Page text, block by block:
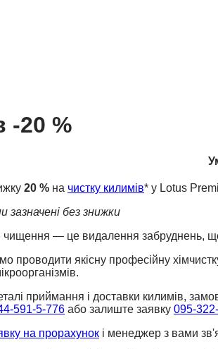
-20 %
20 % на чистку килимів* у Lotus
зазначені без знижки
— це видалення забруднень, що
проводити якісну професійну
приймання і доставки килимів,
591-5-776 або залиште заявку 095-
на прорахунок і менеджер з вами